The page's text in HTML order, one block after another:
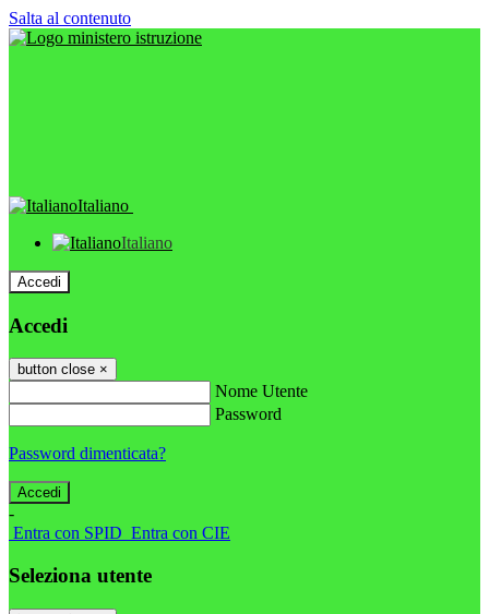
Salta al contenuto
Italiano
Italiano
Accedi
Accedi
button close ×
Nome Utente
Password
Password dimenticata?
-
Entra con SPID Entra con CIE
Seleziona utente